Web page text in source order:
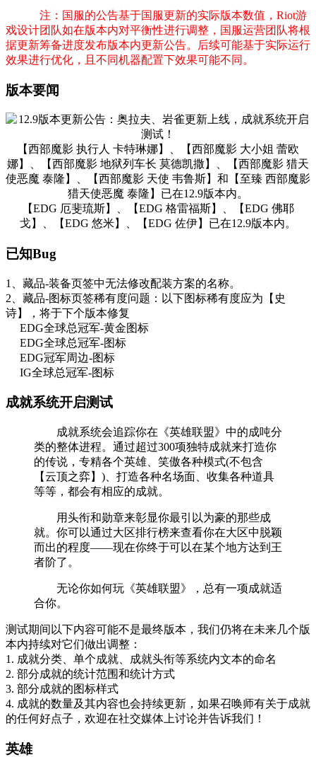
注：国服的公告基于国服更新的实际版本数值，Riot游
戏设计团队如在版本内对平衡性进行调整，国服运营团队将根
据更新筹备进度发布版本内更新公告。后续可能基于实际运行
效果进行优化，且不同机器配置下效果可能不同。
版本要闻
【西部魔影 执行人 卡特琳娜】、【西部魔影 大小姐 蕾欧
娜】、【西部魔影 地狱列车长 莫德凯撒】、【西部魔影 猎天
使恶魔 泰隆】、【西部魔影 天使 韦鲁斯】和【至臻 西部魔影
猎天使恶魔 泰隆】已在12.9版本内。
【EDG 厄斐琉斯】、【EDG 格雷福斯】、【EDG 佛耶
戈】、【EDG 悠米】、【EDG 佐伊】已在12.9版本内。
已知Bug
1、藏品-装备页签中无法修改配装方案的名称。
2、藏品-图标页签稀有度问题：以下图标稀有度应为【史
诗】，将于下个版本修复
EDG全球总冠军-黄金图标
EDG全球总冠军-图标
EDG冠军周边-图标
IG全球总冠军-图标
成就系统开启测试
成就系统会追踪你在《英雄联盟》中的成吨分
类的整体进程。通过超过300项独特成就来打造你
的传说，专精各个英雄、笑傲各种模式(不包含
【云顶之弈】)、打造各种名场面、收集各种道具
等等，都会有相应的成就。
用头衔和勋章来彰显你最引以为豪的那些成
就。你可以通过大区排行榜来查看你在大区中脱颖
而出的程度——现在你终于可以在某个地方达到王
者阶了。
无论你如何玩《英雄联盟》，总有一项成就适
合你。
测试期间以下内容可能不是最终版本，我们仍将在未来几个版
本内持续对它们做出调整：
1. 成就分类、单个成就、成就头衔等系统内文本的命名
2. 部分成就的统计范围和统计方式
3. 部分成就的图标样式
4. 成就的数量及其内容也会持续更新，如果召唤师有关于成就
的任何好点子，欢迎在社交媒体上讨论并告诉我们！
英雄